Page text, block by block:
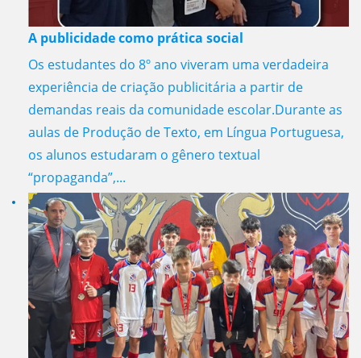
A publicidade como prática social
Os estudantes do 8º ano viveram uma verdadeira
experiência de criação publicitária a partir de
demandas reais da comunidade escolar.Durante as
aulas de Produção de Texto, em Língua Portuguesa,
os alunos estudaram o gênero textual
“propaganda”,...